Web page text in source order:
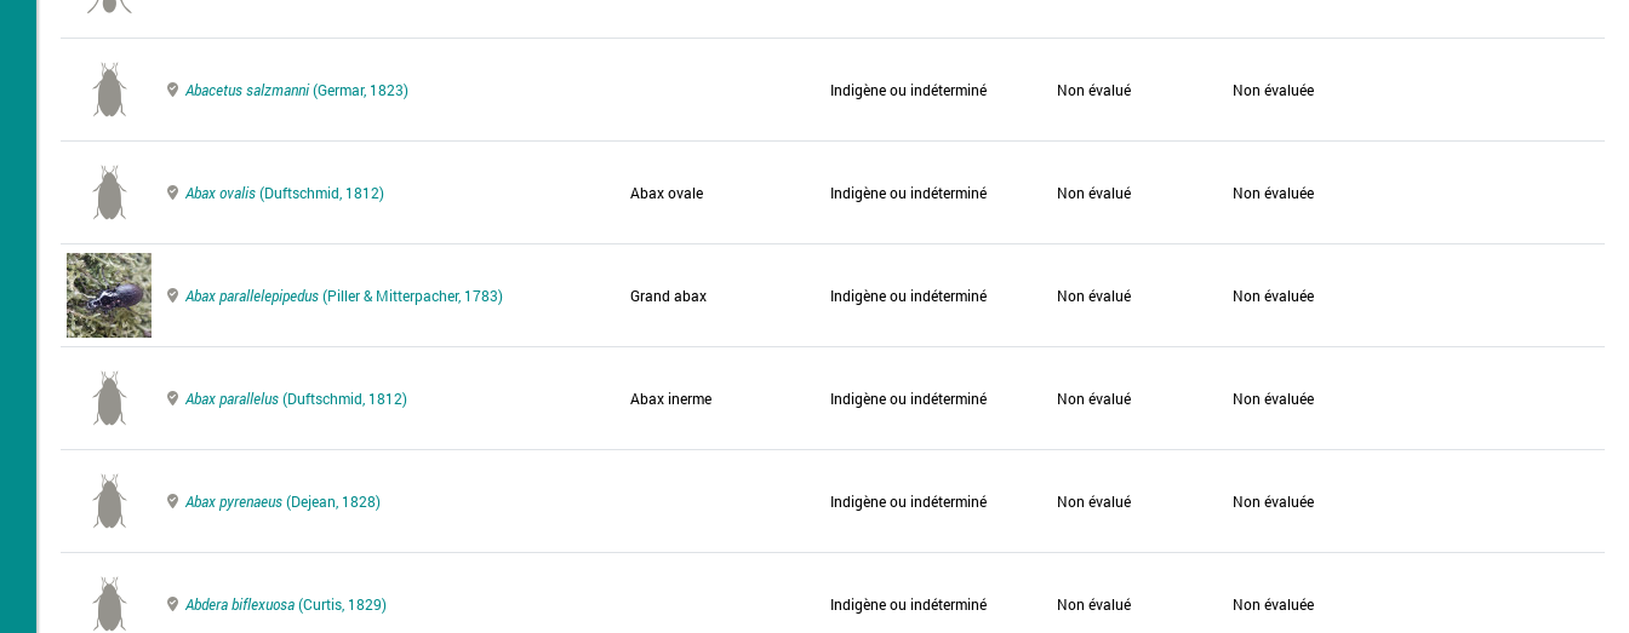
Abacetus salzmanni(Germar, 1823) Indigène ou indéterminé Non évalué Non évaluée
Abax ovalis(Duftschmid, 1812) Abax ovale Indigène ou indéterminé Non évalué Non évaluée
Abax parallelepipedus(Piller & Mitterpacher, 1783) Grand abax Indigène ou indéterminé Non évalué Non évaluée
Abax parallelus(Duftschmid, 1812) Abax inerme Indigène ou indéterminé Non évalué Non évaluée
Abax pyrenaeus(Dejean, 1828) Indigène ou indéterminé Non évalué Non évaluée
Abdera biflexuosa(Curtis, 1829) Indigène ou indéterminé Non évalué Non évaluée